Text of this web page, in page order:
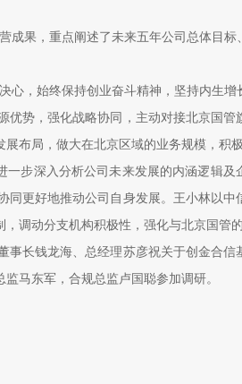
成果，重点阐述了未来五年公司总体目
心，始终保持创业奋斗精神，坚持内生增
势，强化战略协同，主动对接北京国管
布局，做大在北京区域的业务规模，积极
步深入分析公司未来发展的内涵逻辑及
更好地推动公司自身发展。王小林以中
调动分支机构积极性，强化与北京国管的
长钱龙海、总经理苏彦祝关于创金合信
马东军，合规总监卢国聪参加调研。